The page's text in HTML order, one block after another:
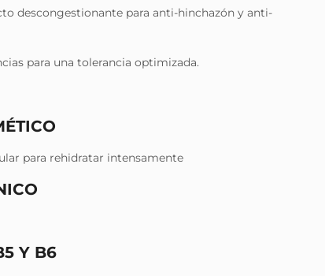
descongestionante para anti-hinchazón y anti-
para una tolerancia optimizada.
para rehidratar intensamente
Y B6